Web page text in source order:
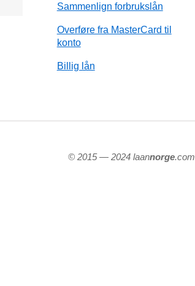
Sammenlign forbrukslån
Overføre fra MasterCard til
konto
Billig lån
© 2015 — 2024 laannorge.com